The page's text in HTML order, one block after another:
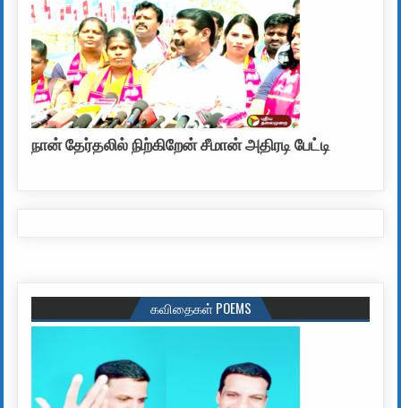
நான் தேர்தலில் நிற்கிறேன் சீமான் அதிரடி பேட்டி
கவிதைகள் POEMS